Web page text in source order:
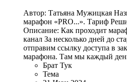
Автор: Татьяна Мужицкая
марафон «PRO...». Тариф
Описание: Как проходит
канал За несколько дней до
отправим ссылку доступа в
марафона. Там мы каждый
Брат Тук
Тема